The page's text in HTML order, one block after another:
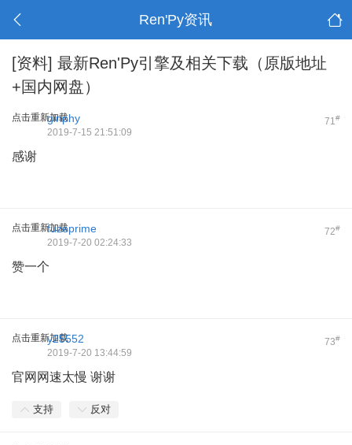
Ren'Py资讯
[资料] 最新Ren'Py引擎及相关下载（原版地址
+国内网盘）
点击重新加载 71#
ginphy
2019-7-15 21:51:09
感谢
点击重新加载 72#
fuzeprime
2019-7-20 02:24:33
赞一个
点击重新加载 73#
y25552
2019-7-20 13:44:59
官网网速太慢 谢谢
支持 反对